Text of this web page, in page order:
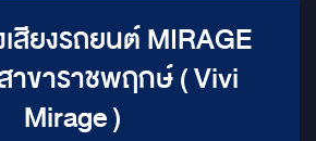
สียงรถยนต์ MIRAGE
Mirage )